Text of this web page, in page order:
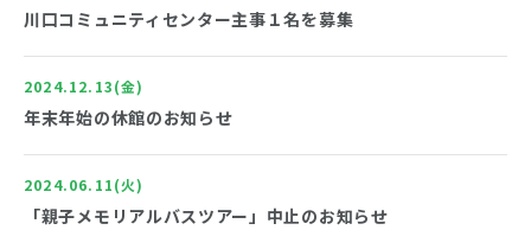
川口コミュニティセンター主事１名を募集
2024.12.13(金)
年末年始の休館のお知らせ
2024.06.11(火)
「親子メモリアルバスツアー」中止のお知らせ